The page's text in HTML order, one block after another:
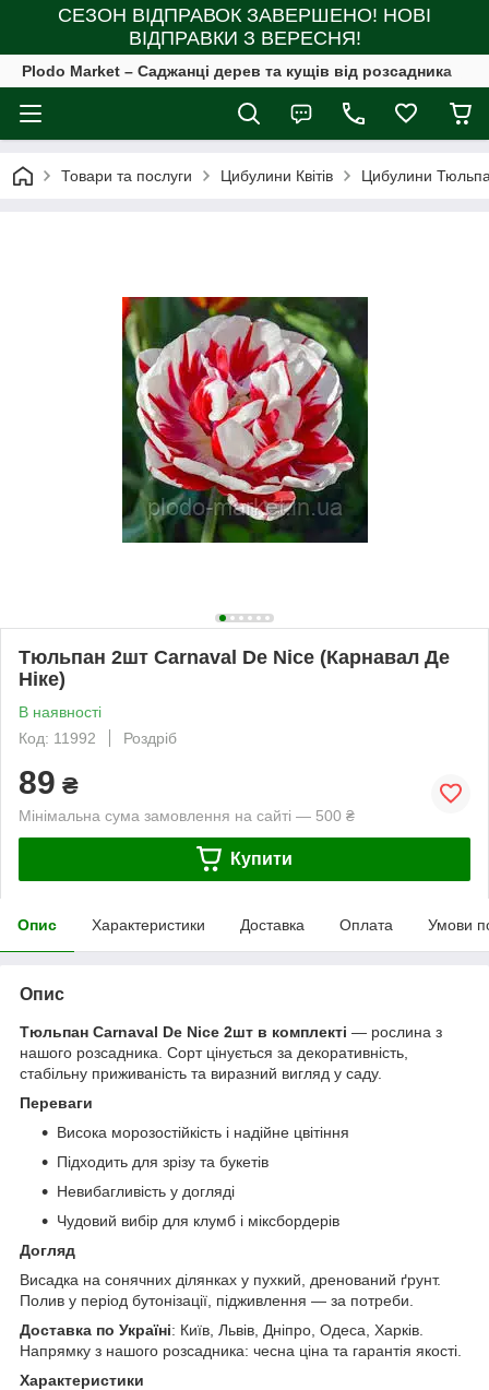
СЕЗОН ВІДПРАВОК ЗАВЕРШЕНО! НОВІ
ВІДПРАВКИ З ВЕРЕСНЯ!
Plodo Market – Саджанці дерев та кущів від розсадника
Товари та послуги Цибулини Квітів Цибулини
Тюльпан 2шт Carnaval De Nice (Карнавал Де
Ніке)
В наявності
Код: 11992
Роздріб
89 ₴
Мінімальна сума замовлення на сайті — 500 ₴
Купити
Опис Характеристики Доставка Оплата Умови
Опис
Тюльпан Carnaval De Nice 2шт в комплекті — рослина з
нашого розсадника. Сорт цінується за декоративність,
стабільну приживаність та виразний вигляд у саду.
Переваги
Висока морозостійкість і надійне цвітіння
Підходить для зрізу та букетів
Невибагливість у догляді
Чудовий вибір для клумб і міксбордерів
Догляд
Висадка на сонячних ділянках у пухкий, дренований ґрунт.
Полив у період бутонізації, підживлення — за потреби.
Доставка по Україні: Київ, Львів, Дніпро, Одеса, Харків.
Напрямку з нашого розсадника: чесна ціна та гарантія якості.
Характеристики